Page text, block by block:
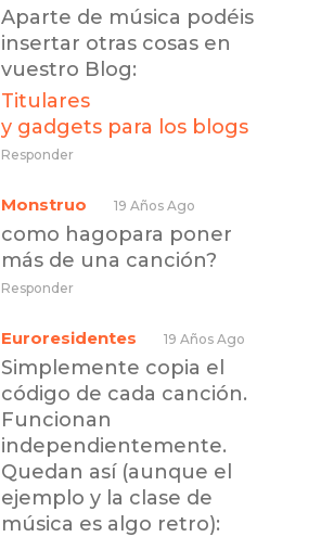
Aparte de música podéis
insertar otras cosas en
vuestro Blog:
Titulares
y gadgets para los blogs
Responder
Monstruo 19 Años Ago
como hagopara poner
más de una canción?
Responder
Euroresidentes 19 Años Ago
Simplemente copia el
código de cada canción.
Funcionan
independientemente.
Quedan así (aunque el
ejemplo y la clase de
música es algo retro):